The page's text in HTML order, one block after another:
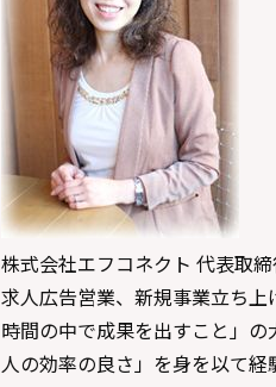
株式会社エフコネクト 代表取
求人広告営業、新規事業立ち
時間の中で成果を出すこと」
人の効率の良さ」を身を以て